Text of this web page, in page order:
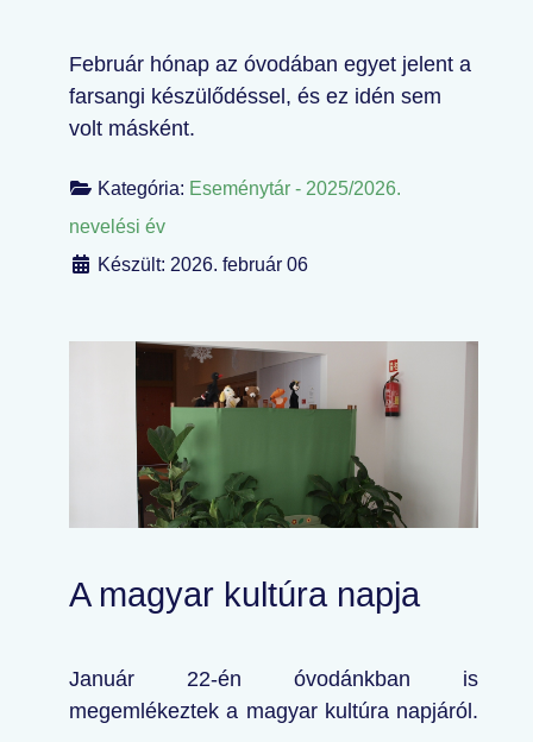
Február hónap az óvodában egyet jelent a
farsangi készülődéssel, és ez idén sem
volt másként.
Kategória: Eseménytár - 2025/2026.
nevelési év
Készült: 2026. február 06
A magyar kultúra napja
Január 22-én óvodánkban is
megemlékeztek a magyar kultúra napjáról.